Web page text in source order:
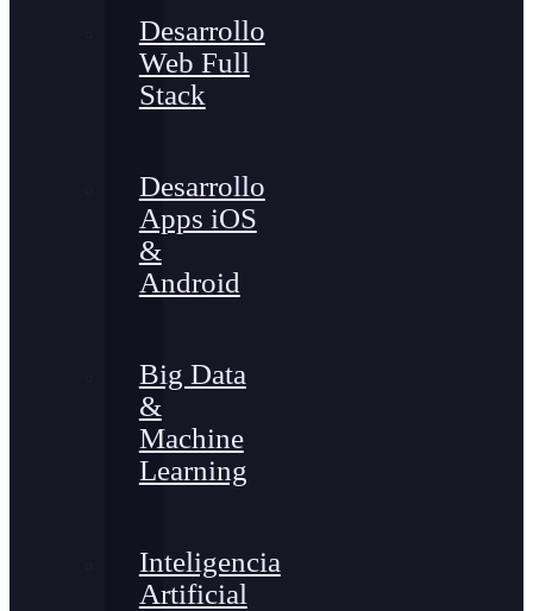
Desarrollo
Web Full
Stack
Desarrollo
Apps iOS
&
Android
Big Data
&
Machine
Learning
Inteligencia
Artificial